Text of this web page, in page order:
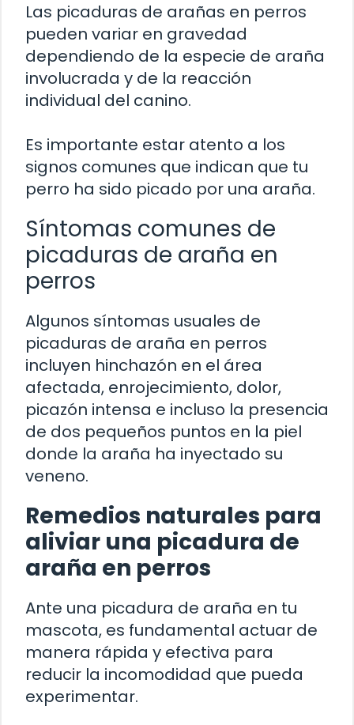
Las picaduras de arañas en perros
pueden variar en gravedad
dependiendo de la especie de araña
involucrada y de la reacción
individual del canino.
Es importante estar atento a los
signos comunes que indican que tu
perro ha sido picado por una araña.
Síntomas comunes de
picaduras de araña en
perros
Algunos síntomas usuales de
picaduras de araña en perros
incluyen hinchazón en el área
afectada, enrojecimiento, dolor,
picazón intensa e incluso la presencia
de dos pequeños puntos en la piel
donde la araña ha inyectado su
veneno.
Remedios naturales para
aliviar una picadura de
araña en perros
Ante una picadura de araña en tu
mascota, es fundamental actuar de
manera rápida y efectiva para
reducir la incomodidad que pueda
experimentar.